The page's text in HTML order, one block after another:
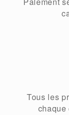
Tous les
chaque